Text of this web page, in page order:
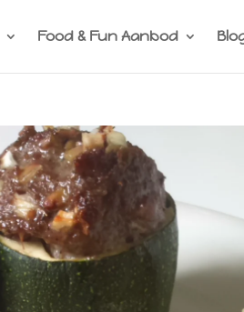
Food & Fun Aanbod